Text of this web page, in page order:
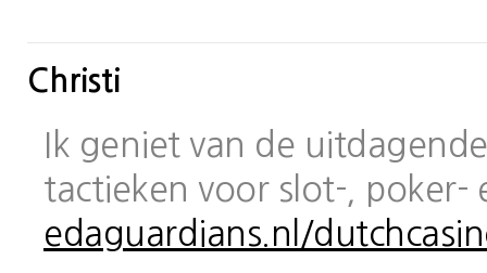
Christi
Ik geniet van de
tactieken voor slot-,
edaguardians.nl/